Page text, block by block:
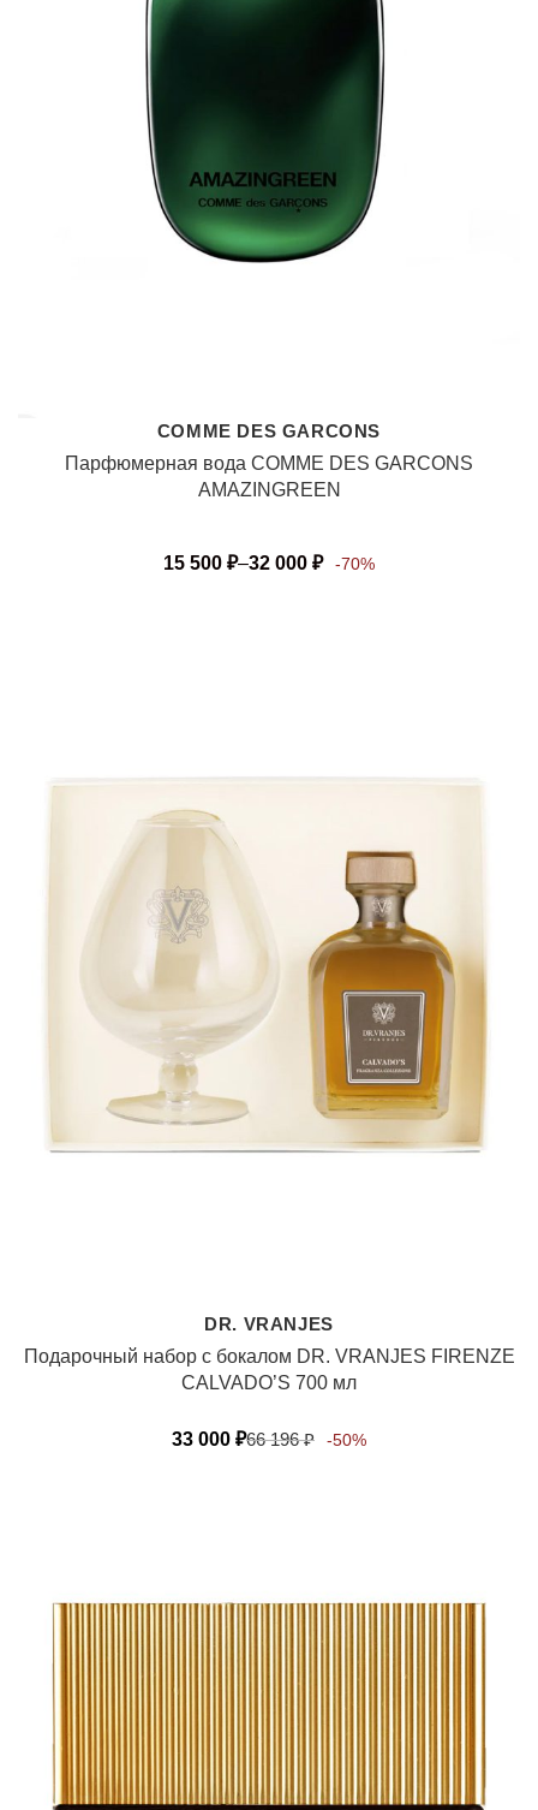
COMME DES GARCONS
Парфюмерная вода COMME DES GARCONS
AMAZINGREEN
15 500 ₽–32 000 ₽ -70%
DR. VRANJES
Подарочный набор с бокалом DR. VRANJES FIRENZE
CALVADO’S 700 мл
33 000 ₽66 196₽ -50%